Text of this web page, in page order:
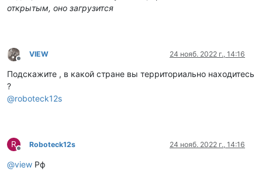
открытым, оно загрузится
Не в сети
VIEW 24 нояб. 2022 г., 14:16
Подскажите , в какой стране вы территориально находитесь
?
@roboteck12s
R
Не в сети
Roboteck12s 24 нояб. 2022 г., 14:16
@view Рф